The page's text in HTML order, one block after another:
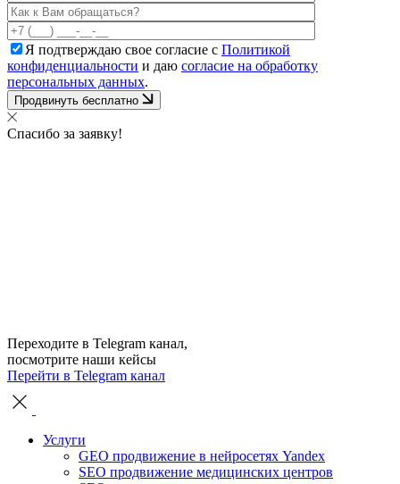
Я подтверждаю свое согласие с Политикой
конфиденциальности и даю согласие на обработку
персональных данных.
Продвинуть бесплатно
Спасибо за заявку!
Переходите в Telegram канал,
посмотрите наши кейсы
Перейти в Telegram канал
Услуги
GEO продвижение в нейросетях Yandex
SEO продвижение медицинских центров